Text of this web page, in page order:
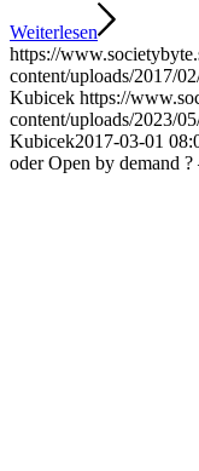
Weiterlesen
https://
content/uploads/2017/
Kubicek https://
content/uploads/2023/
Kubicek2017-03-01
oder Open by demand